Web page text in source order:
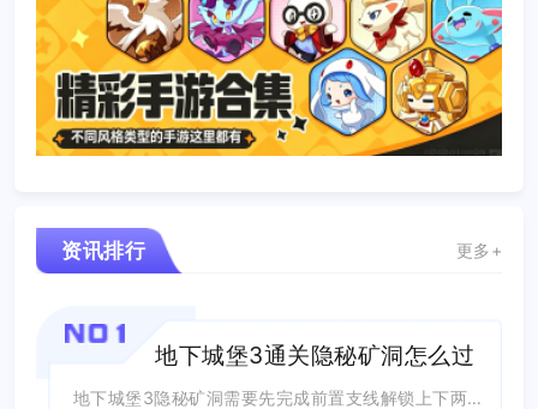
资讯排行 更多+
NO1
地下城堡3通关隐秘矿洞怎么过
地下城堡3隐秘矿洞需要先完成前置支线解锁上下两层入口，搭配纯物理或者纯法术单一伤...